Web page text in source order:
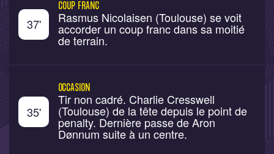
37'
COUP FRANC
Rasmus Nicolaisen (Toulouse) se voit
accorder un coup franc dans sa moitié
de terrain.
35'
OCCASION
Tir non cadré. Charlie Cresswell
(Toulouse) de la tête depuis le point de
penalty. Dernière passe de Aron
Dønnum suite à un centre.